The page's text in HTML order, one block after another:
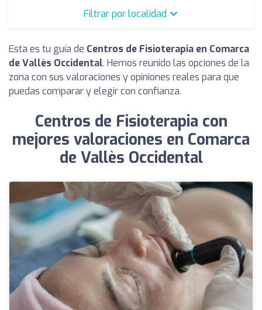
Filtrar por localidad
Esta es tu guía de Centros de Fisioterapia en Comarca
de Vallès Occidental. Hemos reunido las opciones de la
zona con sus valoraciones y opiniones reales para que
puedas comparar y elegir con confianza.
Centros de Fisioterapia con
mejores valoraciones en Comarca
de Vallès Occidental